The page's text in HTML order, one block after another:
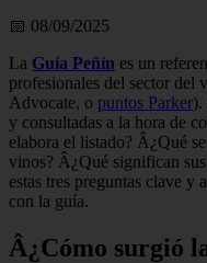
📅 08/09/2025
La Guía Peñín es un
profesionales del sector del
Advocate, o puntos Parker).
y consultadas a la hora de
elabora el listado? Â¿Qué
vinos? Â¿Qué significan
estas tres preguntas clave y
con la guía.
Â¿Cómo surgió